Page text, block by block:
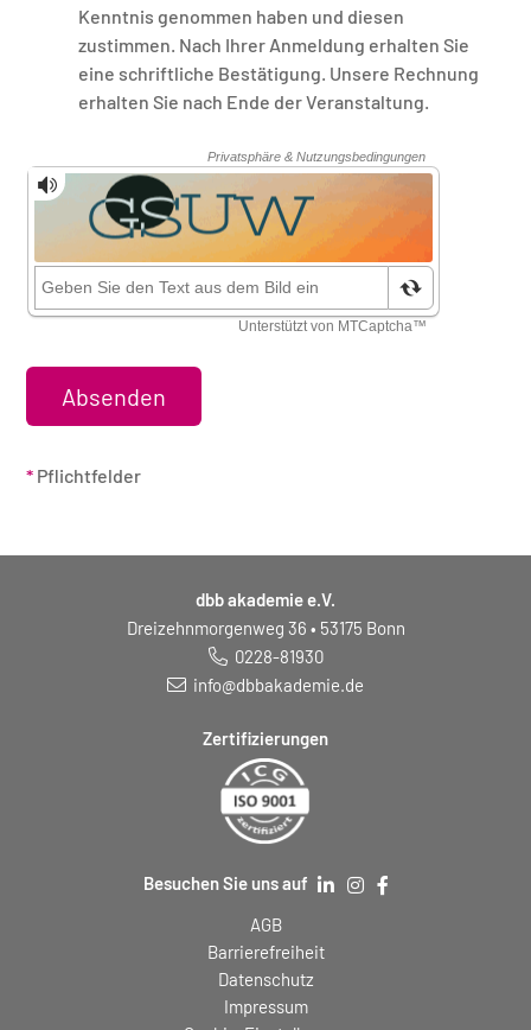
Kenntnis genommen haben und diesen
zustimmen. Nach Ihrer Anmeldung erhalten Sie
eine schriftliche Bestätigung. Unsere Rechnung
erhalten Sie nach Ende der Veranstaltung.
Sicherheitsüberprüfung
* Pflichtfelder
dbb akademie e.V.
Dreizehnmorgenweg 36 • 53175 Bonn
0228-81930
info@dbbakademie.de
Zertifizierungen
Besuchen Sie uns auf
AGB
Barrierefreiheit
Datenschutz
Impressum